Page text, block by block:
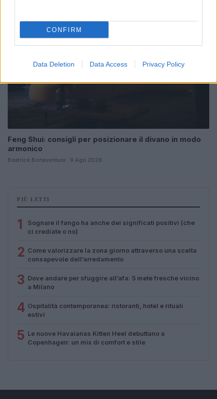
CONFIRM
Data Deletion Data Access Privacy Policy
Feng Shui: consigli per posizionare il divano in modo
armonico
Beatrice Bonaventura · 9 Ago 2026
PIÙ LETTI
1
Sognare il fango ha anche dei significati positivi (che
ci crediate o no)
2 Come valorizzare la zona giorno attraverso una scelta
consapevole dell’arredamento
3 Dove andare per sfuggire all’afa: 5 mete fresche vicino
a Milano
4 Ospitalità contemporanea: ristoranti, hotel e rituali
estivi
5 Le nuove Havaianas Kitten Heel debuttano a
Copenhagen: un mix di comfort e stile